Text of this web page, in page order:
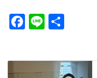
Fa
ok
Li